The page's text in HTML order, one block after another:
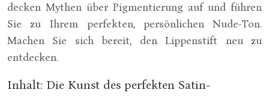
decken Mythen über Pigmentierung auf und führen
Sie zu Ihrem perfekten, persönlichen Nude-Ton.
Machen Sie sich bereit, den Lippenstift neu zu
entdecken.
Inhalt: Die Kunst des perfekten Satin-